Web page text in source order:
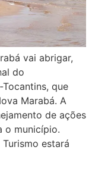
vai abrigar,
do
que
Marabá. A
de ações
o município.
estará